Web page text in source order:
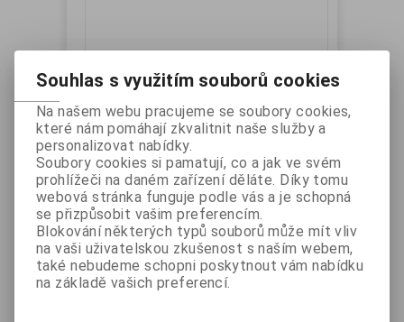
Samsung - napájecí zdroj SRP-275
Katalogové číslo:
PWK402-00006A
Záruka (měsíců):24
Dostupnost:
skladem
Napájecí zdroj pro tiskárny SRP-275
Vaše cena bez DPH:
Souhlas s využitím souborů cookies
Na našem webu pracujeme se soubory cookies,
které nám pomáhají zkvalitnit naše služby a
personalizovat nabídky.
Soubory cookies si pamatují, co a jak ve svém
prohlížeči na daném zařízení děláte. Díky tomu
webová stránka funguje podle vás a je schopná
se přizpůsobit vašim preferencím.
Blokování některých typů souborů může mít vliv
na vaši uživatelskou zkušenost s naším webem,
také nebudeme schopni poskytnout vám nabídku
na základě vašich preferencí.